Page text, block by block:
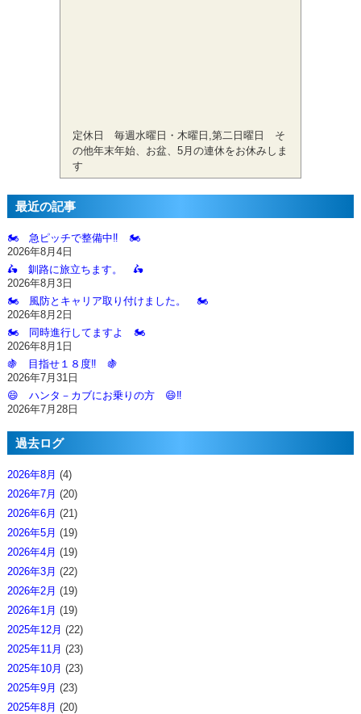
定休日 毎週水曜日・木曜日,第二日曜日 そ
の他年末年始、お盆、5月の連休をお休みしま
す
最近の記事
🏍️ 急ピッチで整備中‼️ 🏍️
2026年8月4日
🛵 釧路に旅立ちます。 🛵
2026年8月3日
🏍️ 風防とキャリア取り付けました。 🏍️
2026年8月2日
🏍️ 同時進行してますよ 🏍️
2026年8月1日
🍇 目指せ１８度‼️ 🍇
2026年7月31日
😄 ハンタ－カブにお乗りの方 😄‼️
2026年7月28日
過去ログ
2026年8月 (4)
2026年7月 (20)
2026年6月 (21)
2026年5月 (19)
2026年4月 (19)
2026年3月 (22)
2026年2月 (19)
2026年1月 (19)
2025年12月 (22)
2025年11月 (23)
2025年10月 (23)
2025年9月 (23)
2025年8月 (20)